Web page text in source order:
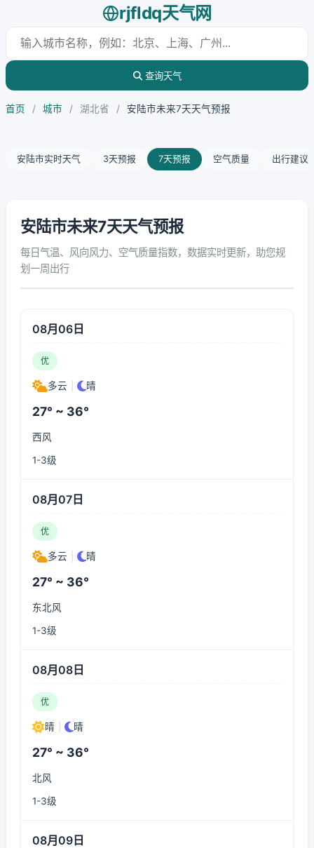
rjfldq天气网
查询天气
首页 / 城市 / 湖北省 / 安陆市未来7天天气预报
安陆市实时天气 3天预报 7天预报 空气质量 出行建议
安陆市未来7天天气预报
每日气温、风向风力、空气质量指数，数据实时更新，助您规
划一周出行
08月06日
优
多云 晴
27° ~ 36°
西风
1-3级
08月07日
优
多云 晴
27° ~ 36°
东北风
1-3级
08月08日
优
晴 晴
27° ~ 36°
北风
1-3级
08月09日